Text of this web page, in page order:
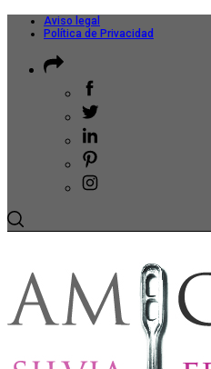
Aviso legal
Política de Privacidad